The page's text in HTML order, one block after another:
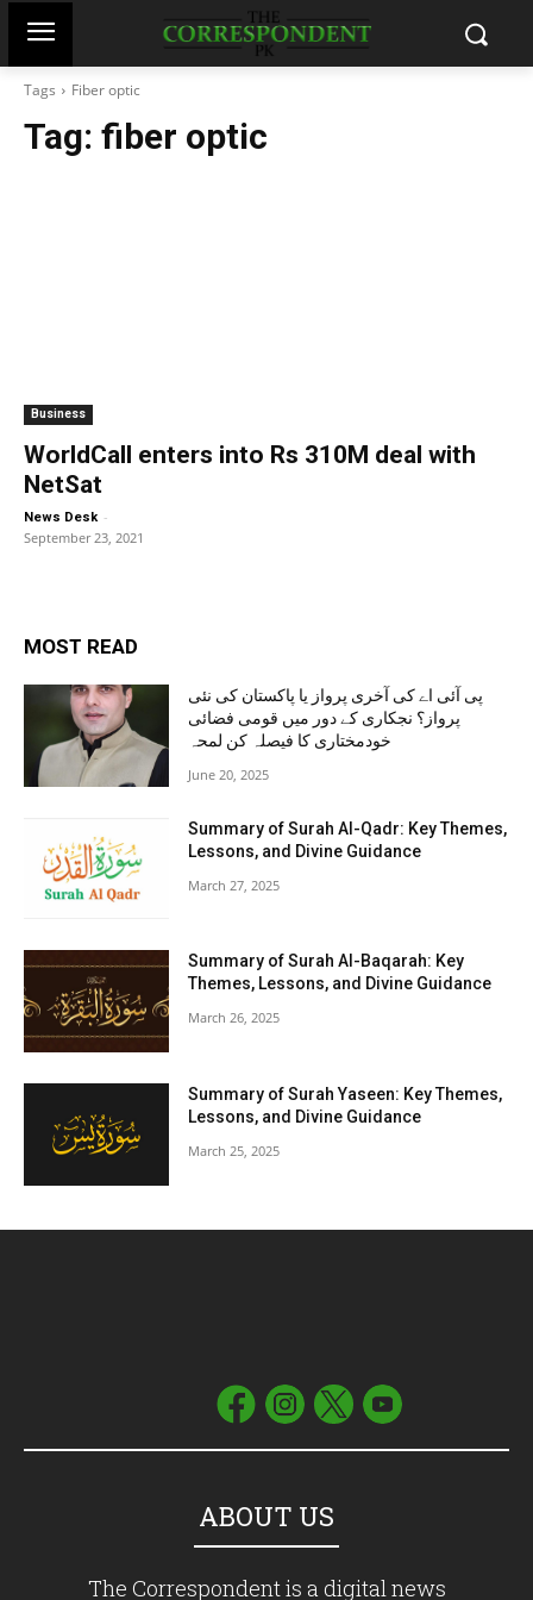
Tags Fiber optic
Tag: fiber optic
Business
WorldCall enters into Rs 310M deal with
NetSat
News Desk -
September 23, 2021
MOST READ
پی آئی اے کی آخری پرواز یا پاکستان کی نئی
پرواز؟ نجکاری کے دور میں قومی فضائی
خودمختاری کا فیصلہ کن لمحہ
June 20, 2025
Summary of Surah Al-Qadr: Key Themes,
Lessons, and Divine Guidance
March 27, 2025
Summary of Surah Al-Baqarah: Key
Themes, Lessons, and Divine Guidance
March 26, 2025
Summary of Surah Yaseen: Key Themes,
Lessons, and Divine Guidance
March 25, 2025
ABOUT US
The Correspondent is a digital news